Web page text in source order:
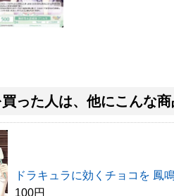
った人は、他にこんな
ドラキュラに効くチョコを 鳳
100円